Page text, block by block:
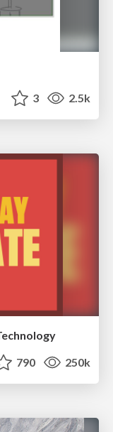
3 2.5k
790 250k